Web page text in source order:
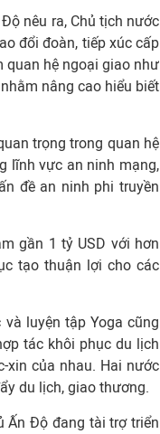
nêu ra, Chủ tịch nước
đổi đoàn, tiếp xúc cấp
quan hệ ngoại giao như
nâng cao hiểu biết
trọng trong quan hệ
lĩnh vực an ninh mạng,
đề an ninh phi truyền
gần 1 tỷ USD với hơn
tạo thuận lợi cho các
luyện tập Yoga cũng
tác khôi phục du lịch
xin của nhau. Hai nước
du lịch, giao thương.
Ấn Độ đang tài trợ triển